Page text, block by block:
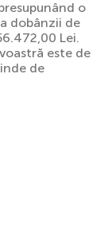
o
dobânzii de
Lei.
este de
de